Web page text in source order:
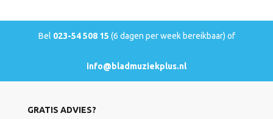
Bel 023-54 508 15 (6 dagen per week bereikbaar) of
info@bladmuziekplus.nl
GRATIS ADVIES?